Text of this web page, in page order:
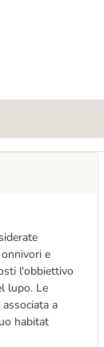
e
l'obbiettivo
lupo. Le
a
habitat